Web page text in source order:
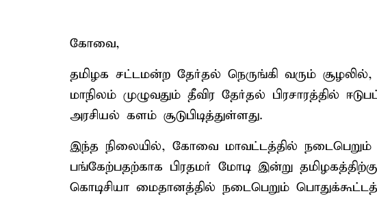
கோவை,
தமிழக சட்டமன்ற தேர்தல் நெருங்கி வரும் சூழலில்,
மாநிலம் முழுவதும் தீவிர தேர்தல் பிரசாரத்தில்
அரசியல் களம் சூடுபிடித்துள்ளது.
இந்த நிலையில், கோவை மாவட்டத்தில் நடைபெறும்
பங்கேற்பதற்காக பிரதமர் மோடி இன்று
கொடிசியா மைதானத்தில் நடைபெறும்